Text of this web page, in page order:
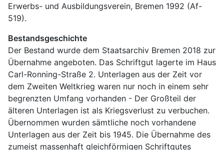
Erwerbs- und Ausbildungsverein, Bremen 1992 (Af-
519).
Bestandsgeschichte
Der Bestand wurde dem Staatsarchiv Bremen 2018 zur
Übernahme angeboten. Das Schriftgut lagerte im Haus
Carl-Ronning-Straße 2. Unterlagen aus der Zeit vor
dem Zweiten Weltkrieg waren nur noch in einem sehr
begrenzten Umfang vorhanden - Der Großteil der
älteren Unterlagen ist als Kriegsverlust zu verbuchen.
Übernommen wurden sämtliche noch vorhandene
Unterlagen aus der Zeit bis 1945. Die Übernahme des
zumeist massenhaft gleichförmigen Schriftgutes